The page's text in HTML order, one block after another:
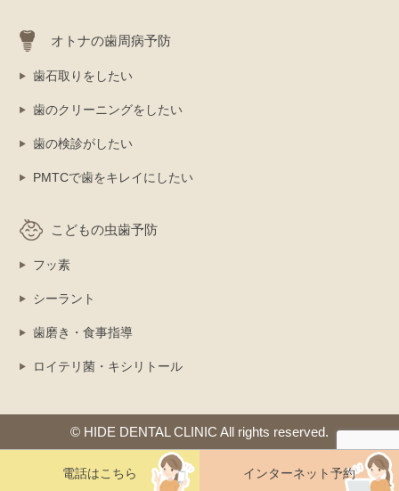
オトナの歯周病予防
歯石取りをしたい
歯のクリーニングをしたい
歯の検診がしたい
PMTCで歯をキレイにしたい
こどもの虫歯予防
フッ素
シーラント
歯磨き・食事指導
ロイテリ菌・キシリトール
© HIDE DENTAL CLINIC All rights reserved.
電話はこちら インターネット予約